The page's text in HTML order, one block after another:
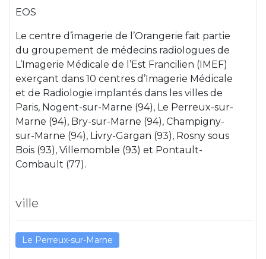
EOS
Le centre d’imagerie de l’Orangerie fait partie
du groupement de médecins radiologues de
L’Imagerie Médicale de l’Est Francilien (IMEF)
exerçant dans 10 centres d’Imagerie Médicale
et de Radiologie implantés dans les villes de
Paris, Nogent-sur-Marne (94), Le Perreux-sur-
Marne (94), Bry-sur-Marne (94), Champigny-
sur-Marne (94), Livry-Gargan (93), Rosny sous
Bois (93), Villemomble (93) et Pontault-
Combault (77).
ville
Le Perreux-sur-Marne